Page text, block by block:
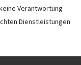
Verantwortung
Dienstleistungen